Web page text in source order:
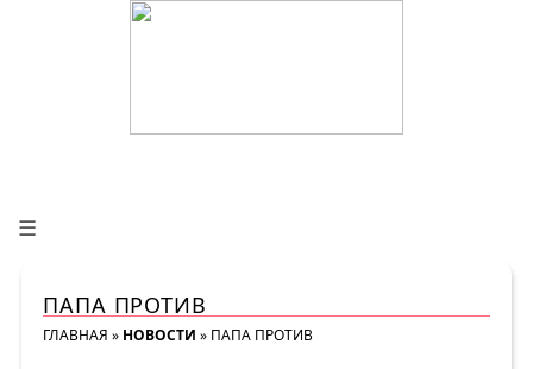
☰
ПАПА ПРОТИВ
ГЛАВНАЯ » НОВОСТИ » ПАПА ПРОТИВ